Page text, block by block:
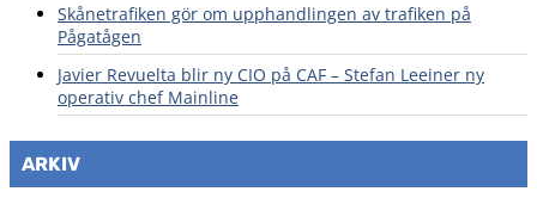
Skånetrafiken gör om upphandlingen av trafiken på
Pågatågen
Javier Revuelta blir ny CIO på CAF – Stefan Leeiner ny
operativ chef Mainline
ARKIV